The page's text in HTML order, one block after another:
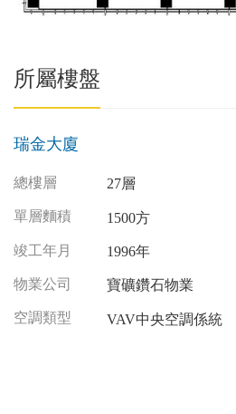
所屬樓盤
瑞金大廈
總樓層 27層
單層麵積 1500方
竣工年月 1996年
物業公司 寶礦鑽石物業
空調類型 VAV中央空調係統